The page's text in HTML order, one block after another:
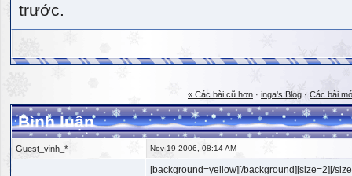
trước.
« Các bài cũ hơn · inga's Blog · Các bài
Bình luận
Guest_vinh_* Nov 19 2006, 08:14 AM
[background=yellow][/background][size=2][/